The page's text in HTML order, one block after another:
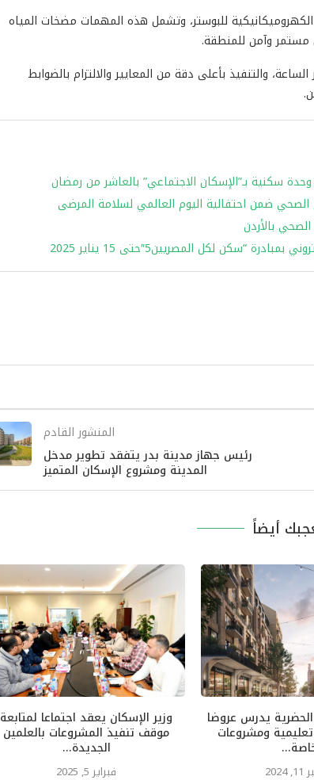
للبوستر، وتشمل هذه المهمات مضخات المياه
مستمر وآمن للمنطقة.
والتنفيذ بأعلى دقة من المعايير والالتزام بالضوابط
ضمن احتفالية اليوم العالمي لسلامة المرضى
بالأردن
“سكن لكل المصريين5″حتى 15 يناير 2025
المنشور القادم
رئيس جهاز مدينة بدر يتفقد تطوير مدخل
المدينة ومشروع الإسكان المتميز
أيضاً
يدرس عروضا
ومشروعات
وزير الإسكان يعقد اجتماعا لمتابعة
موقف تنفيذ المشروعات بالعلمين
الجديدة...
فبراير 5, 2025